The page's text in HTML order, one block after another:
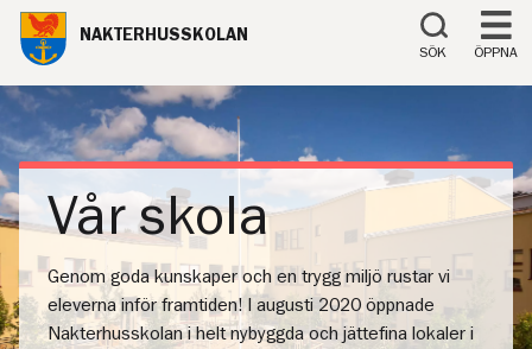
Till innehåll på sidan
NAKTERHUSSKOLAN
SÖK ÖPPNA
Vår skola
Genom goda kunskaper och en trygg miljö rustar vi
eleverna inför framtiden! I augusti 2020 öppnade
Nakterhusskolan i helt nybyggda och jättefina lokaler i